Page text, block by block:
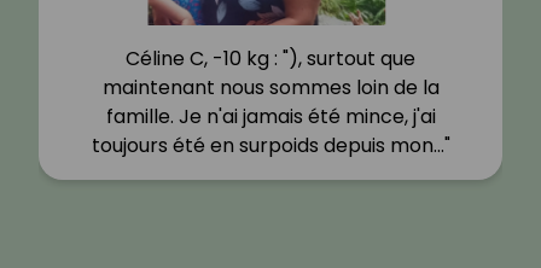
Céline C, -10 kg : "), surtout que
maintenant nous sommes loin de la
famille. Je n'ai jamais été mince, j'ai
toujours été en surpoids depuis mon…"